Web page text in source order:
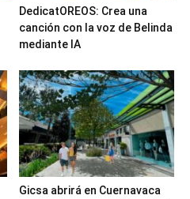
DedicatOREOS: Crea una
canción con la voz de Belinda
mediante IA
Gicsa abrirá en Cuernavaca